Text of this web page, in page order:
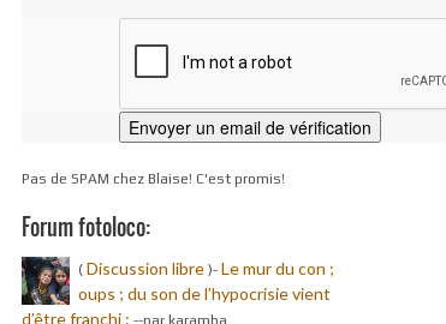
Pas de SPAM chez Blaise! C'est promis!
Forum fotoloco:
( Discussion libre)- Le mur du con ;
oups ; du son de l’hypocrisie vient
d’être franchi : --par karamba